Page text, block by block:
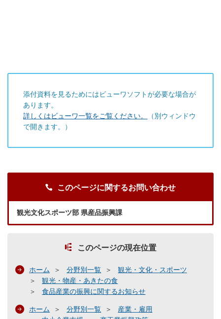
添付資料を見るためにはビューワソフトが必要な場合が
あります。
詳しくはビューワ一覧をご覧ください。
（別ウィンドウ
で開きます。）
このページに関するお問い合わせ
観光文化スポーツ部 県産品振興課
このページの現在位置
ホーム 分野別一覧
観光・文化・スポーツ
観光・物産・あきたの食
食品産業の振興に関するお知らせ
ホーム 分野別一覧
産業・雇用